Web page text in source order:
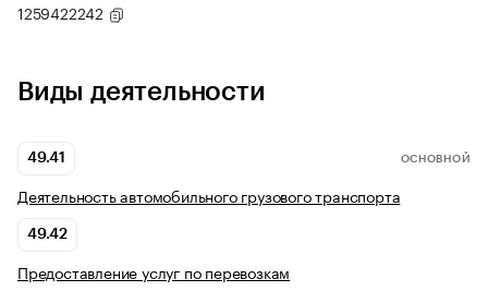
1259422242
Виды деятельности
49.41 ОСНОВНОЙ
Деятельность автомобильного грузового транспорта
49.42
Предоставление услуг по перевозкам